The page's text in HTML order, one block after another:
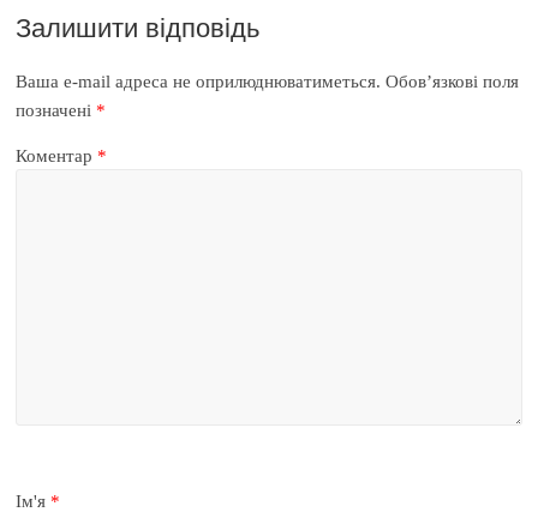
Залишити відповідь
Ваша e-mail адреса не оприлюднюватиметься. Обов’язкові поля
позначені *
Коментар *
Ім'я *